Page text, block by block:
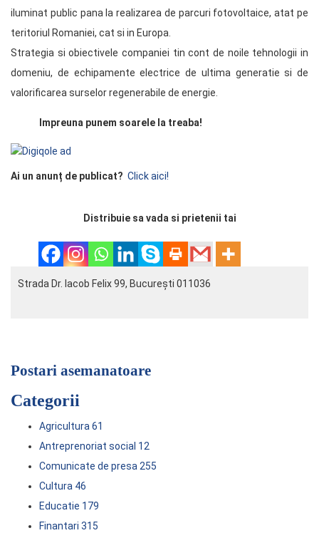
iluminat public pana la realizarea de parcuri fotovoltaice, atat pe
teritoriul Romaniei, cat si in Europa.
Strategia si obiectivele companiei tin cont de noile tehnologii in
domeniu, de echipamente electrice de ultima generatie si de
valorificarea surselor regenerabile de energie.
Impreuna punem soarele la treaba!
Ai un anunț de publicat? Click aici!
Distribuie sa vada si prietenii tai
Strada Dr. Iacob Felix 99, București 011036
Postari asemanatoare
Categorii
Agricultura 61
Antreprenoriat social 12
Comunicate de presa 255
Cultura 46
Educatie 179
Finantari 315